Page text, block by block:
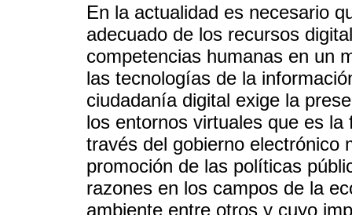
En la actualidad es necesario
adecuado de los recursos
competencias humanas en un
las tecnologías de la
ciudadanía digital exige la
los entornos virtuales que es
través del gobierno electrónico
promoción de las políticas
razones en los campos de la
ambiente entre otros y cuyo